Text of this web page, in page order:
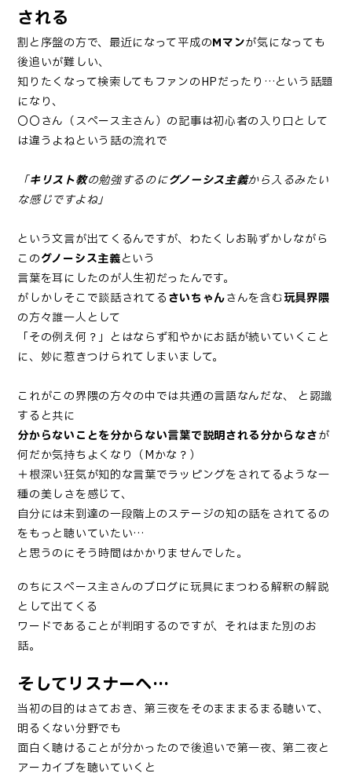
される
割と序盤の方で、最近になって平成のMマンが気になっても
後追いが難しい、
知りたくなって検索してもファンのHPだったり…という話題
になり、
〇〇さん（スペース主さん）の記事は初心者の入り口として
は違うよねという話の流れで
「キリスト教の勉強するのにグノーシス主義から入るみたい
な感じですよね」
という文言が出てくるんですが、わたくしお恥ずかしながら
このグノーシス主義という
言葉を耳にしたのが人生初だったんです。
がしかしそこで談話されてるさいちゃんさんを含む玩具界隈
の方々誰一人として
「その例え何？」とはならず和やかにお話が続いていくこと
に、妙に惹きつけられてしまいまして。
これがこの界隈の方々の中では共通の言語なんだな、 と認識
すると共に
分からないことを分からない言葉で説明される分からなさが
何だか気持ちよくなり（Mかな？）
＋根深い狂気が知的な言葉でラッピングをされてるような一
種の美しさを感じて、
自分には未到達の一段階上のステージの知の話をされてるの
をもっと聴いていたい…
と思うのにそう時間はかかりませんでした。
のちにスペース主さんのブログに玩具にまつわる解釈の解説
として出てくる
ワードであることが判明するのですが、それはまた別のお
話。
そしてリスナーへ…
当初の目的はさておき、第三夜をそのまままるまる聴いて、
明るくない分野でも
面白く聴けることが分かったので後追いで第一夜、第二夜と
アーカイブを聴いていくと